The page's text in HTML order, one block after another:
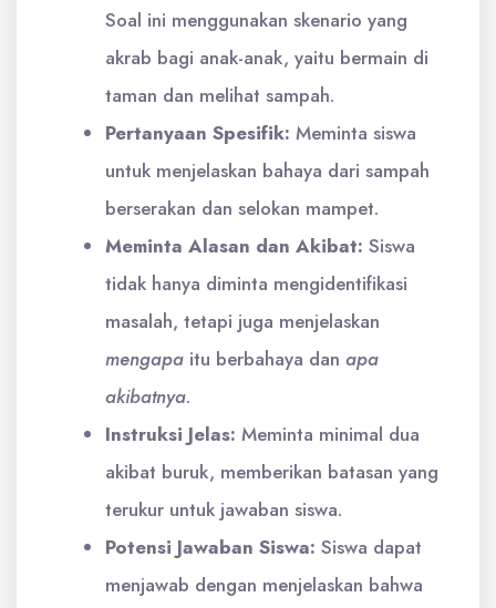
Soal ini menggunakan skenario yang
akrab bagi anak-anak, yaitu bermain di
taman dan melihat sampah.
Pertanyaan Spesifik: Meminta siswa
untuk menjelaskan bahaya dari sampah
berserakan dan selokan mampet.
Meminta Alasan dan Akibat: Siswa
tidak hanya diminta mengidentifikasi
masalah, tetapi juga menjelaskan
mengapa itu berbahaya dan apa
akibatnya.
Instruksi Jelas: Meminta minimal dua
akibat buruk, memberikan batasan yang
terukur untuk jawaban siswa.
Potensi Jawaban Siswa: Siswa dapat
menjawab dengan menjelaskan bahwa